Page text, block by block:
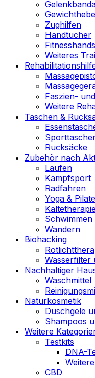
Zughilfen
Handtücher
Weiteres
Faszien-
Weitere
Taschen &
Rucksäcke
Zubehör nach
Laufen
Kampfsport
Radfahren
Yoga &
Schwimmen
Wandern
Biohacking
Wasserfilter
Nachhaltiger
Waschmittel
Naturkosmetik
Duschgele
Shampoos
Weitere
Testkits
DNA-
CBD